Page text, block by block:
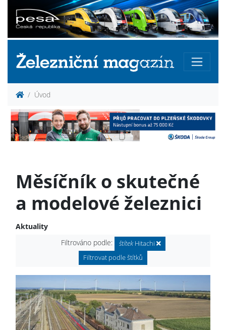
Úvod
Měsíčník o skutečné
a modelové železnici
Aktuality
Filtrováno podle:
štítekHitachi
Filtrovat podle štítků